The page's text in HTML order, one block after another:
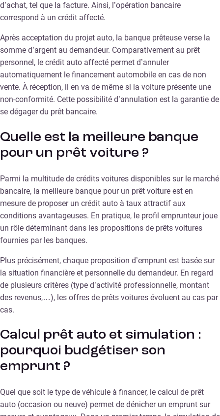
d’achat, tel que la facture. Ainsi, l’opération bancaire
correspond à un crédit affecté.
Après acceptation du projet auto, la banque prêteuse verse la
somme d’argent au demandeur. Comparativement au prêt
personnel, le crédit auto affecté permet d’annuler
automatiquement le financement automobile en cas de non
vente. À réception, il en va de même si la voiture présente une
non-conformité. Cette possibilité d’annulation est la garantie de
se dégager du prêt bancaire.
Quelle est la meilleure banque
pour un prêt voiture ?
Parmi la multitude de crédits voitures disponibles sur le marché
bancaire, la meilleure banque pour un prêt voiture est en
mesure de proposer un crédit auto à taux attractif aux
conditions avantageuses. En pratique, le profil emprunteur joue
un rôle déterminant dans les propositions de prêts voitures
fournies par les banques.
Plus précisément, chaque proposition d’emprunt est basée sur
la situation financière et personnelle du demandeur. En regard
de plusieurs critères (type d’activité professionnelle, montant
des revenus,…), les offres de prêts voitures évoluent au cas par
cas.
Calcul prêt auto et simulation :
pourquoi budgétiser son
emprunt ?
Quel que soit le type de véhicule à financer, le calcul de prêt
auto (occasion ou neuve) permet de dénicher un emprunt sur